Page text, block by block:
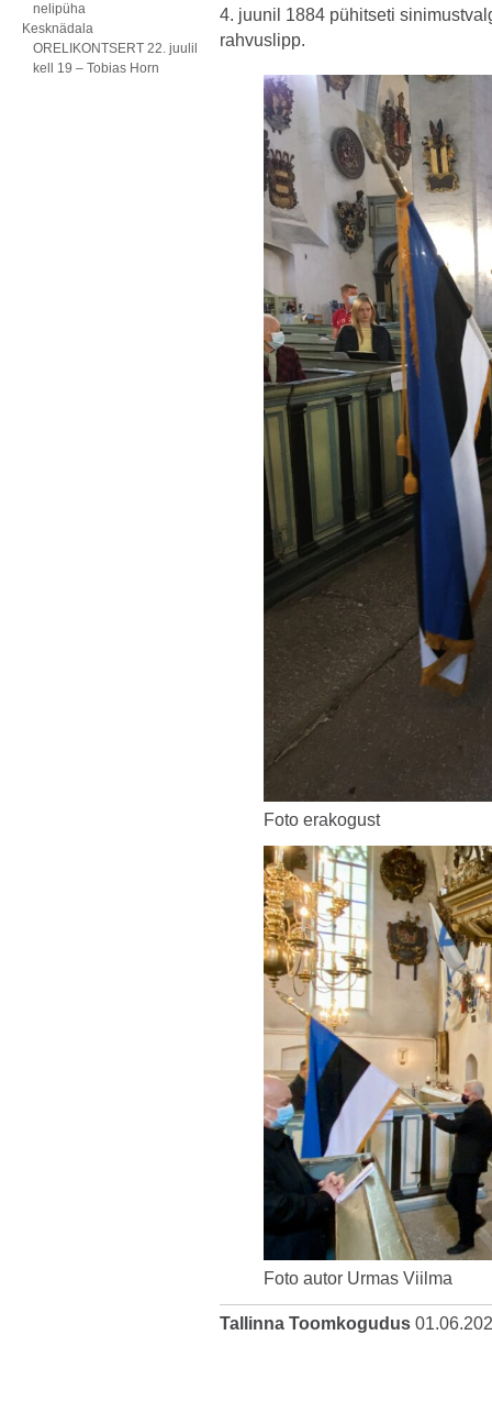
nelipüha
Kesknädala
ORELIKONTSERT 22. juulil
kell 19 – Tobias Horn
4. juunil 1884 pühitseti
rahvuslipp.
Foto erakogust
Foto autor Urmas Viilma
Tallinna Toomkogudus